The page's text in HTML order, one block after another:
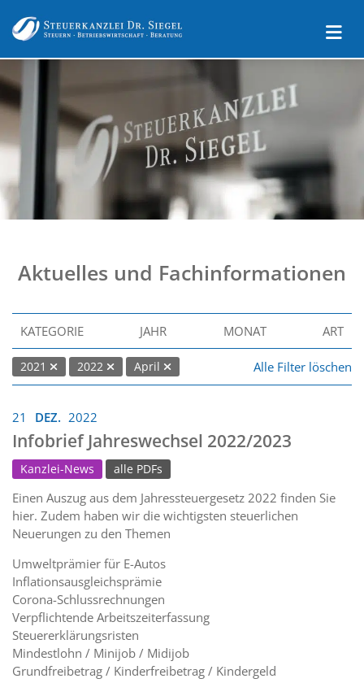
Aktuelles und Fachinformationen
KATEGORIE JAHR MONAT ART
2021 2022 April Alle Filter löschen
21 DEZ. 2022
Infobrief Jahreswechsel 2022/2023
Kanzlei-News alle PDFs
Einen Auszug aus dem Jahressteuergesetz 2022 finden Sie
hier. Zudem haben wir die wichtigsten steuerlichen
Neuerungen zu den Themen
Umweltprämier für E-Autos
Inflationsausgleichsprämie
Corona-Schlussrechnungen
Verpflichtende Arbeitszeiterfassung
Steuererklärungsristen
Mindestlohn / Minijob / Midijob
Grundfreibetrag / Kinderfreibetrag / Kindergeld